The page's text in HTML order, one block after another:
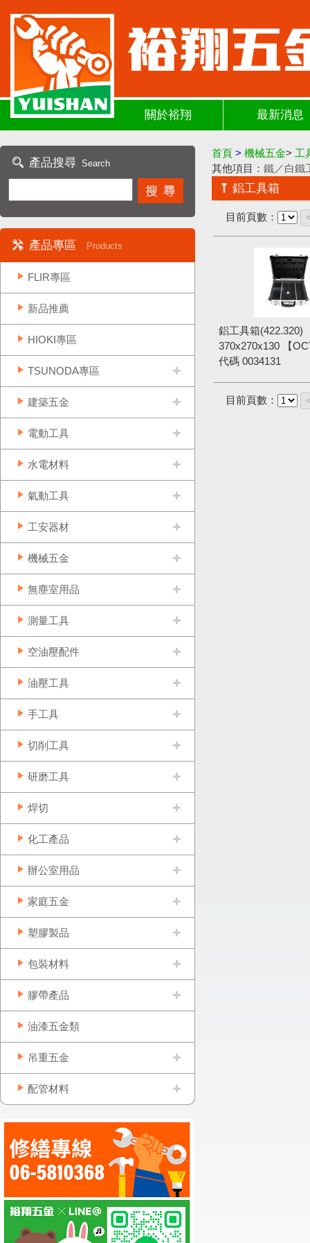
關於裕翔 最新消息
產品搜尋 Search
產品專區 Products
FLIR專區
新品推薦
HIOKI專區
TSUNODA專區
建築五金
電動工具
水電材料
氣動工具
工安器材
機械五金
無塵室用品
測量工具
空油壓配件
油壓工具
手工具
切削工具
研磨工具
焊切
化工產品
辦公室用品
家庭五金
塑膠製品
包裝材料
膠帶產品
油漆五金類
吊重五金
配管材料
首頁 > 機械五金> 工
其他項目： 鐵／白鐵
鋁工具箱
目前頁數：
鋁工具箱(422.320)
370x270x130 【
代碼 0034131
目前頁數：